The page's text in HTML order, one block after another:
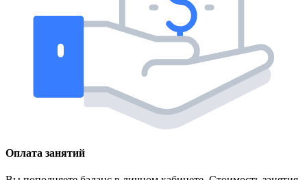
Оплата занятий